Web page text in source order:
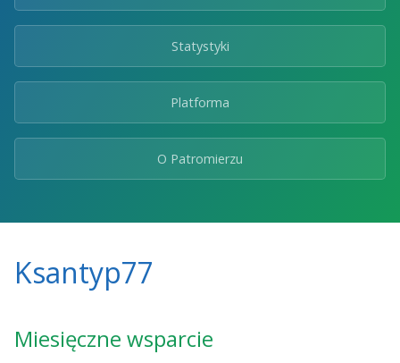
Statystyki
Platforma
O Patromierzu
Ksantyp77
Miesięczne wsparcie